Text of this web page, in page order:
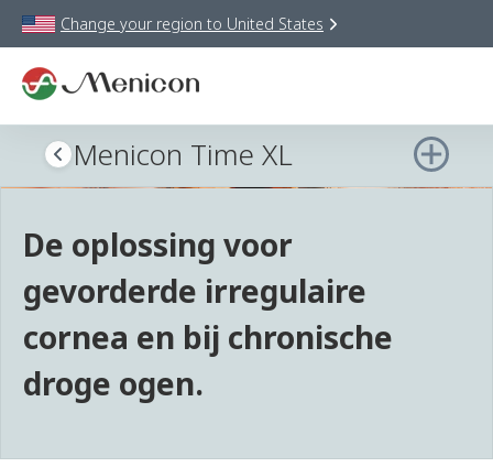
Change your region to United States
Menicon Time XL
De oplossing voor
gevorderde irregulaire
cornea en bij chronische
droge ogen.